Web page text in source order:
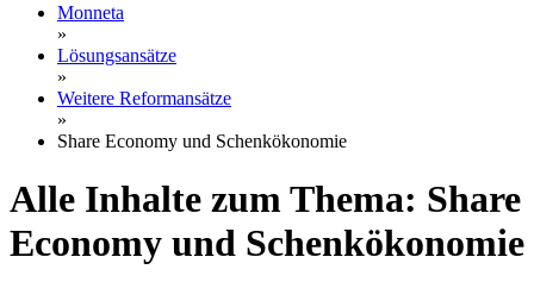
Monneta
»
Lösungsansätze
»
Weitere Reformansätze
»
Share Economy und Schenkökonomie
Alle Inhalte zum Thema: Share
Economy und Schenkökonomie